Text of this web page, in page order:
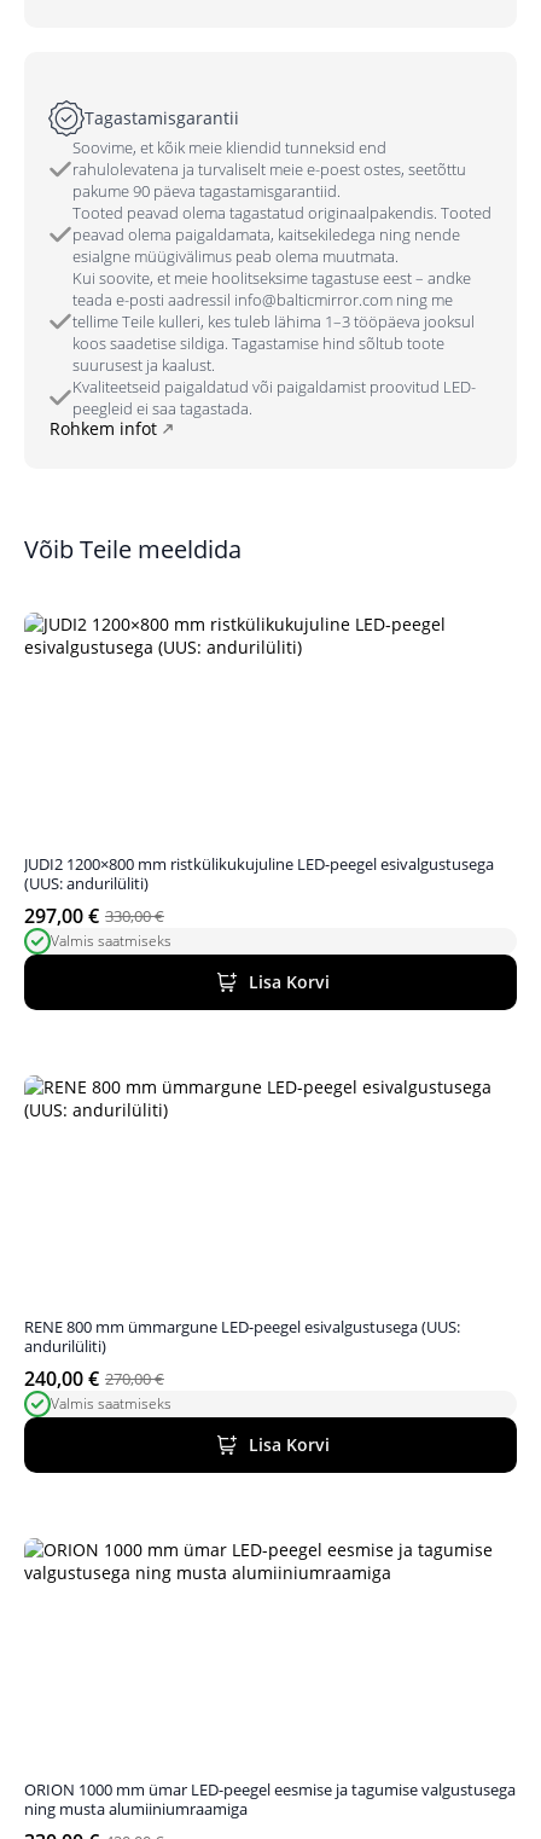
Tagastamisgarantii
Soovime, et kõik meie kliendid tunneksid end
rahulolevatena ja turvaliselt meie e-poest ostes, seetõttu
pakume 90 päeva tagastamisgarantiid.
Tooted peavad olema tagastatud originaalpakendis. Tooted
peavad olema paigaldamata, kaitsekiledega ning nende
esialgne müügivälimus peab olema muutmata.
Kui soovite, et meie hoolitseksime tagastuse eest – andke
teada e-posti aadressil info@balticmirror.com ning me
tellime Teile kulleri, kes tuleb lähima 1–3 tööpäeva jooksul
koos saadetise sildiga. Tagastamise hind sõltub toote
suurusest ja kaalust.
Kvaliteetseid paigaldatud või paigaldamist proovitud LED-
peegleid ei saa tagastada.
Rohkem infot
Võib Teile meeldida
JUDI2 1200×800 mm ristkülikukujuline LED-peegel esivalgustusega
(UUS: andurilüliti)
330,00€
Algne
hind
oli:
330,00 €.
297,00€
Praegune
hind
on:
297,00 €.
Valmis saatmiseks
Lisa Korvi
RENE 800 mm ümmargune LED-peegel esivalgustusega (UUS:
andurilüliti)
270,00€
Algne
hind
oli:
270,00 €.
240,00€
Praegune
hind
on:
240,00 €.
Valmis saatmiseks
Lisa Korvi
ORION 1000 mm ümar LED-peegel eesmise ja tagumise valgustusega
ning musta alumiiniumraamiga